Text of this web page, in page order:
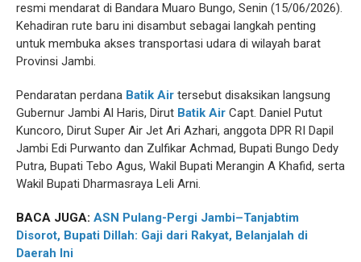
resmi mendarat di Bandara Muaro Bungo, Senin (15/06/2026).
Kehadiran rute baru ini disambut sebagai langkah penting
untuk membuka akses transportasi udara di wilayah barat
Provinsi Jambi.
Pendaratan perdana Batik Air tersebut disaksikan langsung
Gubernur Jambi Al Haris, Dirut Batik Air Capt. Daniel Putut
Kuncoro, Dirut Super Air Jet Ari Azhari, anggota DPR RI Dapil
Jambi Edi Purwanto dan Zulfikar Achmad, Bupati Bungo Dedy
Putra, Bupati Tebo Agus, Wakil Bupati Merangin A Khafid, serta
Wakil Bupati Dharmasraya Leli Arni.
BACA JUGA: ASN Pulang-Pergi Jambi–Tanjabtim
Disorot, Bupati Dillah: Gaji dari Rakyat, Belanjalah di
Daerah Ini